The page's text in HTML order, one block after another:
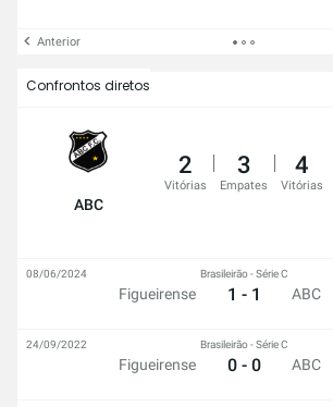
Anterior
Confrontos diretos
ABC
2
Vitórias
3
Empates
4
Vitórias
Figueirense
Brasileirão - Série C
1 - 1 ABC
08/06/2024
Figueirense
Brasileirão - Série C
0 - 0 ABC
24/09/2022